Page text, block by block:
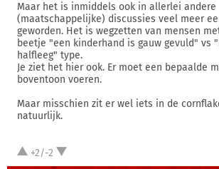
Maar het is inmiddels ook in allerlei andere
(maatschappelijke) discussies veel meer
geworden. Het is wegzetten van mensen
beetje "een kinderhand is gauw gevuld" vs
halfleeg" type.
Je ziet het hier ook. Er moet een bepaalde
boventoon voeren.
Maar misschien zit er wel iets in de
natuurlijk.
+2/-2